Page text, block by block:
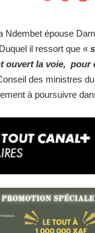
Ndembet épouse
il ressort que «
ouvert la voie, pour
des ministres
à poursuivre